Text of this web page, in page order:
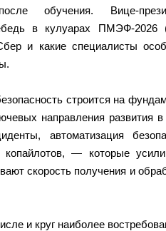
обучения. Вице-
в кулуарах ПМЭФ-2026
и какие специалисты
строится на
направления развития в
автоматизация
копайлотов, — которые
скорость получения и
и круг наиболее